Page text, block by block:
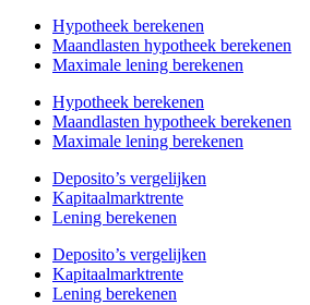
Hypotheek berekenen
Maandlasten hypotheek berekenen
Maximale lening berekenen
Hypotheek berekenen
Maandlasten hypotheek berekenen
Maximale lening berekenen
Deposito’s vergelijken
Kapitaalmarktrente
Lening berekenen
Deposito’s vergelijken
Kapitaalmarktrente
Lening berekenen